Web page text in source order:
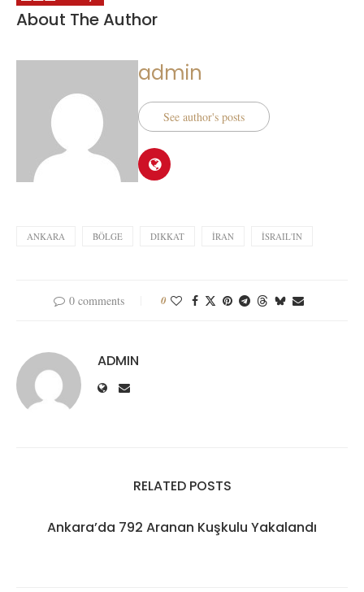
About The Author
admin
See author's posts
ANKARA BÖLGE DIKKAT İRAN İSRAIL'IN
0 comments 0
ADMIN
RELATED POSTS
Ankara’da 792 Aranan Kuşkulu Yakalandı